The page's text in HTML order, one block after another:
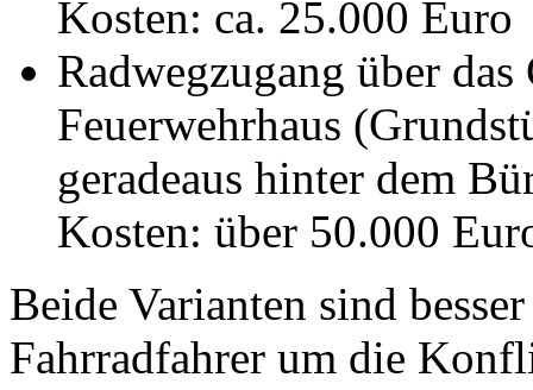
Kosten: ca. 25.000 Euro
Radwegzugang über
Feuerwehrhaus
geradeaus hinter dem
Kosten: über 50.000
Beide Varianten sind
Fahrradfahrer um die